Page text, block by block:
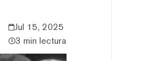
Jul 15, 2025
3 min lectura